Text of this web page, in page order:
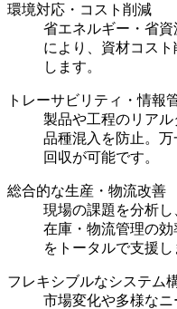
環境対応・コスト削減
省エネルギー・省
により、資材コス
します。
トレーサビリティ・情報
製品や工程のリア
品種混入を防止。
回収が可能です。
総合的な生産・物流改善
現場の課題を分析し
在庫・物流管理の
をトータルで支援し
フレキシブルなシステム
市場変化や多様な